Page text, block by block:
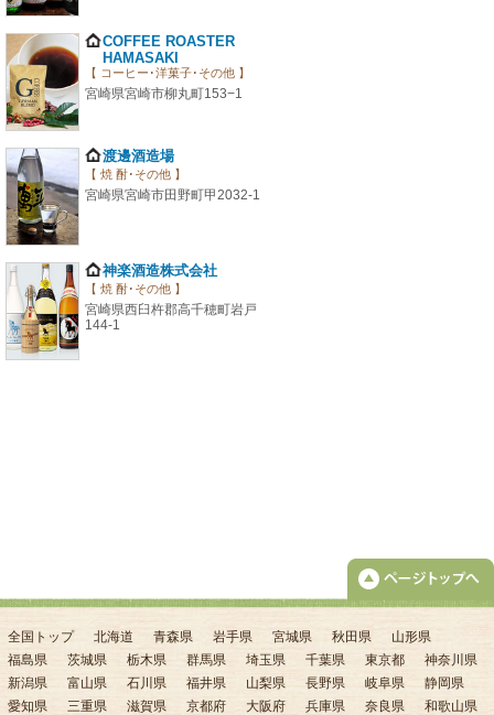
COFFEE ROASTER
HAMASAKI
【 コーヒー･洋菓子･その他 】
宮崎県宮崎市柳丸町153−1
渡邊酒造場
【 焼 酎･その他 】
宮崎県宮崎市田野町甲2032-1
神楽酒造株式会社
【 焼 酎･その他 】
宮崎県西臼杵郡高千穂町岩戸
144-1
全国トップ 北海道 青森県 岩手県 宮城県 秋田県
山形県
福島県
茨城県 栃木県 群馬県 埼玉県 千葉県 東京都
神奈川県
新潟県
富山県 石川県 福井県 山梨県 長野県 岐阜県
静岡県
愛知県
三重県 滋賀県 京都府 大阪府 兵庫県 奈良県
和歌山県